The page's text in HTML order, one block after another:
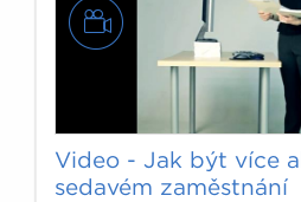
Video - Jak být více
sedavém zaměstnání